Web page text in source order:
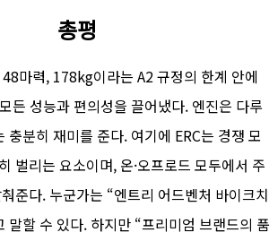
총평
마력, 178kg이라는 A2 규정의 한계 안에
든 성능과 편의성을 끌어냈다. 엔진은 다루
충분히 재미를 준다. 여기에 ERC는 경쟁 모
벌리는 요소이며, 온·오프로드 모두에서 주
준다. 누군가는 “엔트리 어드벤처 바이크치
말할 수 있다. 하지만 “프리미엄 브랜드의 품